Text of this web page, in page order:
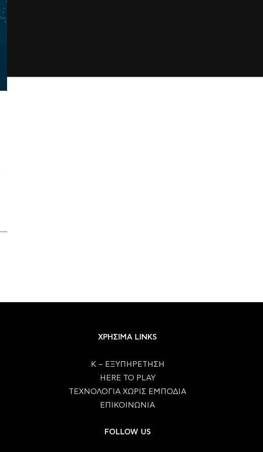
ΧΡΗΣΙΜΑ LINKS
Κ – ΕΞΥΠΗΡΕΤΗΣΗ
HERE TO PLAY
ΤΕΧΝΟΛΟΓΙΑ ΧΩΡΙΣ ΕΜΠΟΔΙΑ
ΕΠΙΚΟΙΝΩΝΙΑ
FOLLOW US